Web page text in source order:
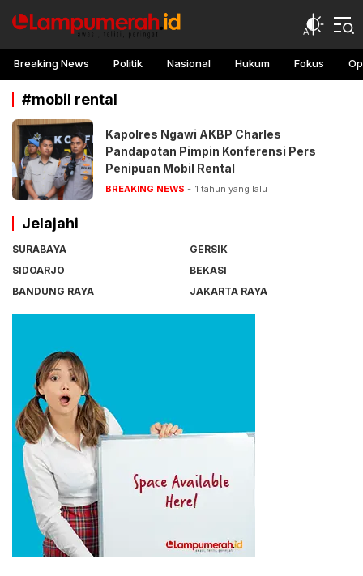
lampu merah
Awasi, teliti, peringati
Breaking News Politik Nasional Hukum Fokus
#mobil rental
Kapolres Ngawi AKBP Charles
Pandapotan Pimpin Konferensi Pers
Penipuan Mobil Rental
BREAKING NEWS 1 tahun yang lalu
Jelajahi
SURABAYA
GERSIK
SIDOARJO
BEKASI
BANDUNG RAYA
JAKARTA RAYA